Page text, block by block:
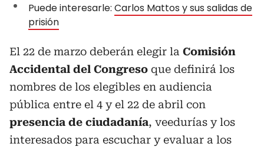
Puede interesarle: Carlos Mattos y sus salidas de
prisión
El 22 de marzo deberán elegir la Comisión
Accidental del Congreso que definirá los
nombres de los elegibles en audiencia
pública entre el 4 y el 22 de abril con
presencia de ciudadanía, veedurías y los
interesados para escuchar y evaluar a los